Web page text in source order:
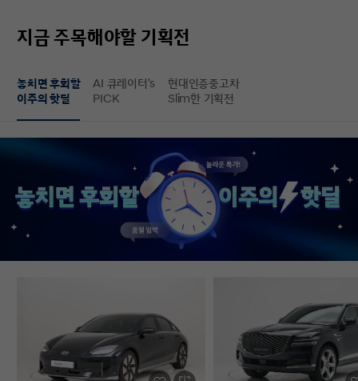
제공돼서 불안감이 많이 줄었다는
상태가 더 좋아서 만족도가 높았습니다.
중고차지만 관리가 잘 된 차량이라는
느낌이 확실히 들었습니다. 무엇보다
좋았던 건 ‘중고차인데도 걱정이 거의
없었다’는 점입니다. 차를 잘 모르는 사람
입장에서는 어디를 봐야 할지부터
막막한데, 그런 부담이 많이 줄었습니다.
온라인으로 비교하고 구매까지 진행할 수
있어서 시간적으로도 편했고, 직장인
입장에서는 이 부분이 특히
있을 것 같습니다. 중고차 구매가
처음이거나 차량 상태 확인이 어려운
분들에게는 현대인증중고차를 충분히
고려해볼 만하다고 생각합니다.
도착해 기분 좋게 차를
완벽한 경험이었습니
고민하는 사람 있으면
현대인증중고차 추천
차량 보내주셔서 감사
지금 주목해야할 기획전
놓치면 후회할
이주의 핫딜
AI 큐레이터's
PICK
현대인증중고차
Slim한 기획전